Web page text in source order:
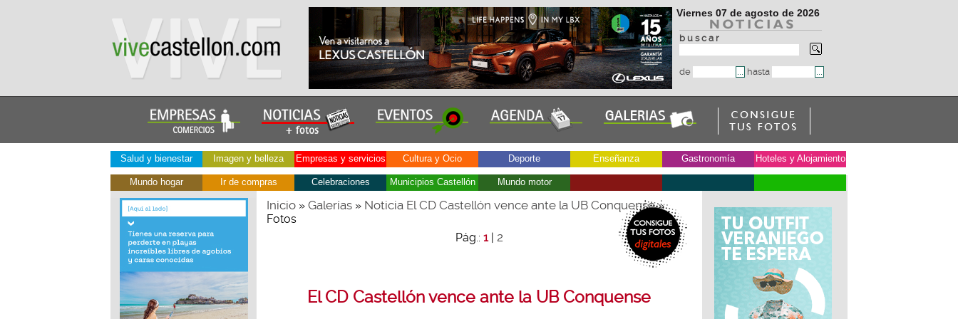
Viernes 07 de agosto de 2026
b u s c a r
de hasta
Salud y bienestar Imagen y belleza Empresas y servicios Cultura y Ocio Deporte Enseñanza Gastronomía Hoteles y Alojamiento
Mundo hogar Ir de compras Celebraciones Municipios Castellón Mundo motor
Inicio» Galerías» Noticia El CD Castellón vence ante la UB Conquense»
Fotos
Pág.: 1| 2
El CD Castellón vence ante la UB Conquense